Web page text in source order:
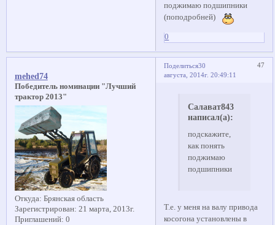
поджимаю подшипники
(поподробней)
0
Поделиться 47
30
августа, 2014г. 20:49:11
mehed74
Победитель номинации "Лучший
трактор 2013"
Откуда: Брянская область
Зарегистрирован: 21 марта, 2013г.
Приглашений: 0
Салават843
написал(а):
подскажите,
как понять
поджимаю
подшипники
Т.е. у меня на валу привода
косогона установлены в